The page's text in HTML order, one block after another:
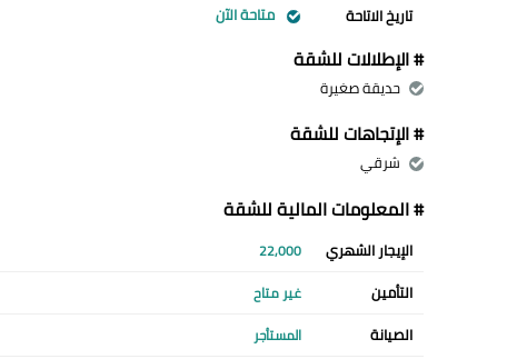
تاريخ الاتاحة متاحة الآن
# الإطلالات للشقة
حديقة صغيرة
# الإتجاهات للشقة
شرقي
# المعلومات المالية للشقة
الإيجار الشهري 22,000
التأمين غير متاح
الصيانة المستأجر